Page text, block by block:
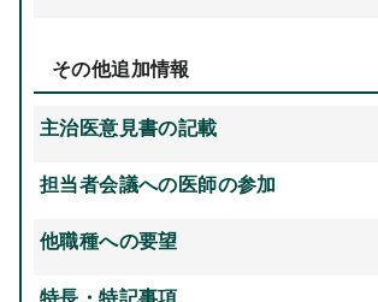
その他追加情報
主治医意見書の記載
担当者会議への医師の参加
他職種への要望
特長・特記事項